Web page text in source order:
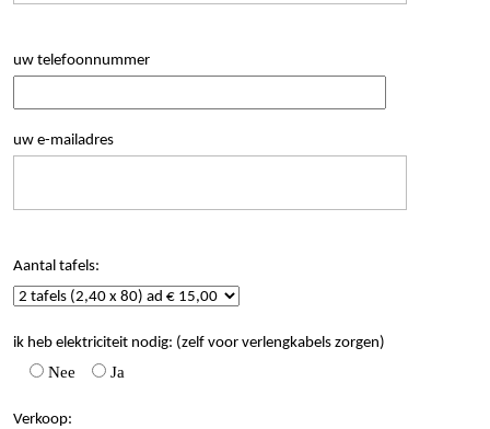
uw telefoonnummer
uw e-mailadres
Aantal tafels:
ik heb elektriciteit nodig: (zelf voor verlengkabels zorgen)
Nee Ja
Verkoop: